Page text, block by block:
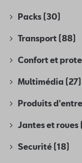
Packs (30)
Transport (88)
Confort et
Multimédia (27)
Produits
Jantes et roues
Securité (18)